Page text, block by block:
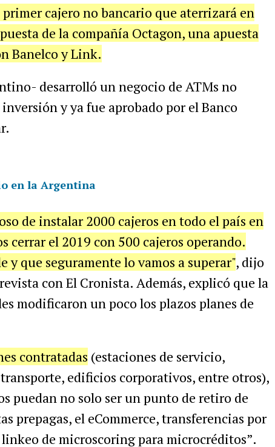
cajero no bancario que aterrizará en
de la compañía Octagon, una apuesta
Banelco y Link.
desarrolló un negocio de ATMs no
y ya fue aprobado por el Banco
en la Argentina
de instalar 2000 cajeros en todo el país en
cerrar el 2019 con 500 cajeros operando.
y que seguramente lo vamos a superar", dijo
con El Cronista. Además, explicó que la
modificaron un poco los plazos planes de
contratadas (estaciones de servicio,
edificios corporativos, entre otros),
puedan no solo ser un punto de retiro de
prepagas, el eCommerce, transferencias por
de microscoring para microcréditos”.